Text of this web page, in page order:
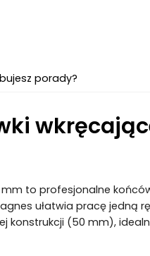
porady?
to profesjonalne
ułatwia pracę jedną
konstrukcji (50 mm),